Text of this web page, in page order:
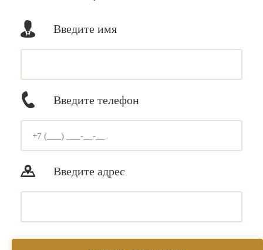
Введите имя
Введите телефон
Введите адрес